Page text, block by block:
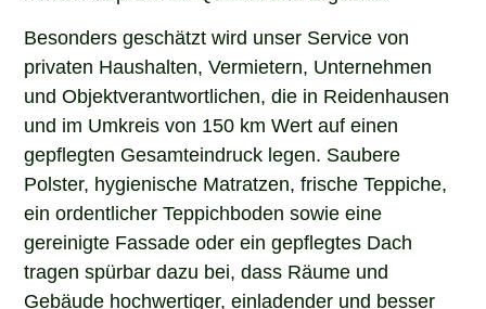
Besonders geschätzt wird unser Service von
privaten Haushalten, Vermietern, Unternehmen
und Objektverantwortlichen, die in Reidenhausen
und im Umkreis von 150 km Wert auf einen
gepflegten Gesamteindruck legen. Saubere
Polster, hygienische Matratzen, frische Teppiche,
ein ordentlicher Teppichboden sowie eine
gereinigte Fassade oder ein gepflegtes Dach
tragen spürbar dazu bei, dass Räume und
Gebäude hochwertiger, einladender und besser